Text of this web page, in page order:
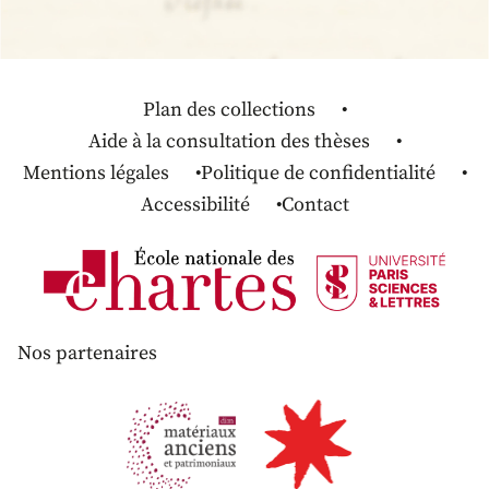
Plan des collections
Aide à la consultation des thèses
Mentions légales
Politique de confidentialité
Accessibilité
Contact
Nos partenaires